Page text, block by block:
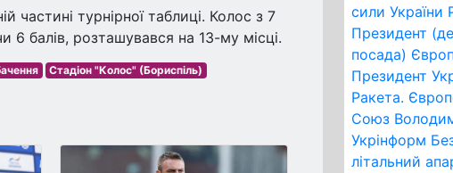
сили України
Президент
посада)
Президент
Ракета.
Союз
Укрінформ
літальний
частині турнірної таблиці. Колос з 7
балів, розташувався на 13-му місці.
Стадіон "Колос" (Бориспіль)